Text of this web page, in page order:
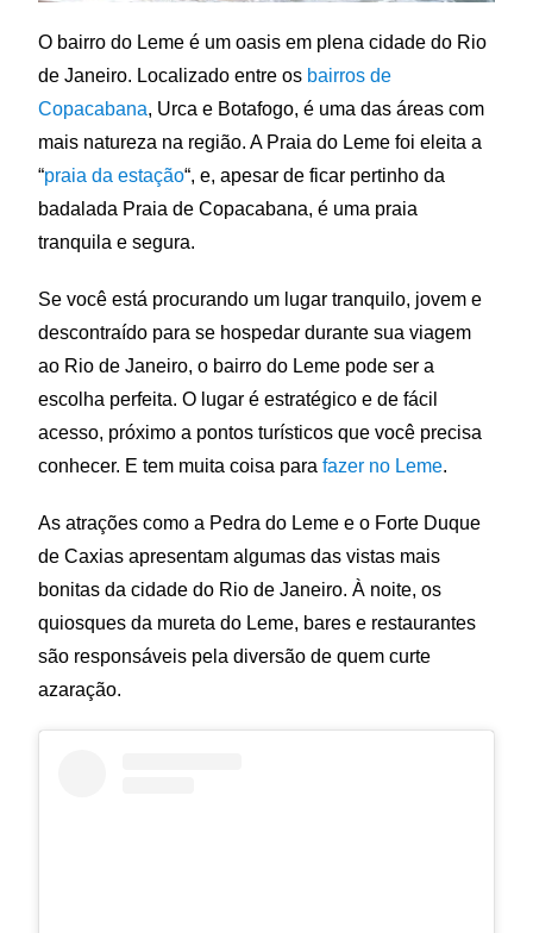
O bairro do Leme é um oasis em plena cidade do Rio
de Janeiro. Localizado entre os bairros de
Copacabana, Urca e Botafogo, é uma das áreas com
mais natureza na região. A Praia do Leme foi eleita a
“praia da estação“, e, apesar de ficar pertinho da
badalada Praia de Copacabana, é uma praia
tranquila e segura.
Se você está procurando um lugar tranquilo, jovem e
descontraído para se hospedar durante sua viagem
ao Rio de Janeiro, o bairro do Leme pode ser a
escolha perfeita. O lugar é estratégico e de fácil
acesso, próximo a pontos turísticos que você precisa
conhecer. E tem muita coisa parafazer no Leme.
As atrações como a Pedra do Leme e o Forte Duque
de Caxias apresentam algumas das vistas mais
bonitas da cidade do Rio de Janeiro. À noite, os
quiosques da mureta do Leme, bares e restaurantes
são responsáveis pela diversão de quem curte
azaração.